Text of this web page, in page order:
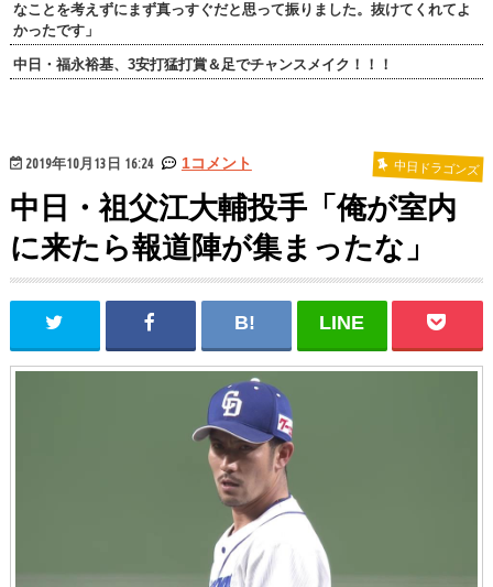
なことを考えずにまず真っすぐだと思って振りました。抜けてくれてよ
かったです」
中日・福永裕基、3安打猛打賞＆足でチャンスメイク！！！
2019年10月13日 16:24 1コメント 中日ドラゴンズ
中日・祖父江大輔投手「俺が室内
に来たら報道陣が集まったな」